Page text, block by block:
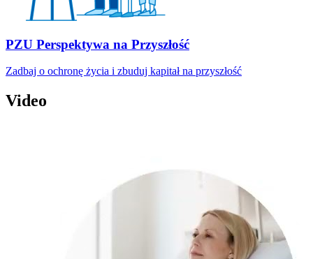
PZU Perspektywa na Przyszłość
Zadbaj o ochronę życia i zbuduj kapitał na przyszłość
Video